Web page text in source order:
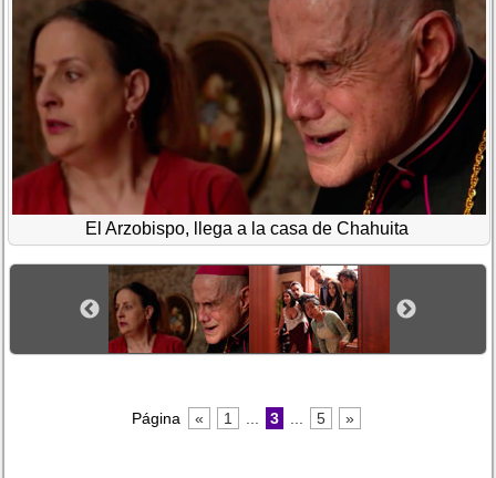
El Arzobispo, llega a la casa de Chahuita
Página « 1 3 5 »